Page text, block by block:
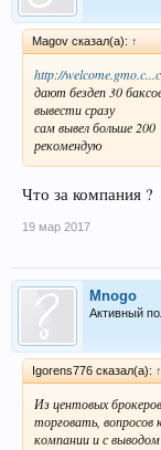
Magov сказал(а): ↑
http://
дают бездеп 30
вывести сразу
сам вывел больше 200
рекомендую
Что за компания ?
19 мар 2017
Mnogo
Активный
Igorens776 сказал(а): ↑
Из центовых
торговать, вопросов
компании и с